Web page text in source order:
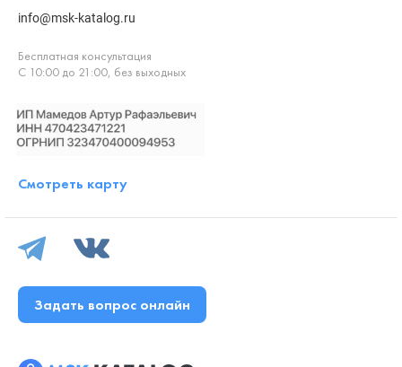
info@msk-katalog.ru
Бесплатная консультация
С 10:00 до 21:00, без выходных
Смотреть карту
Задать вопрос онлайн